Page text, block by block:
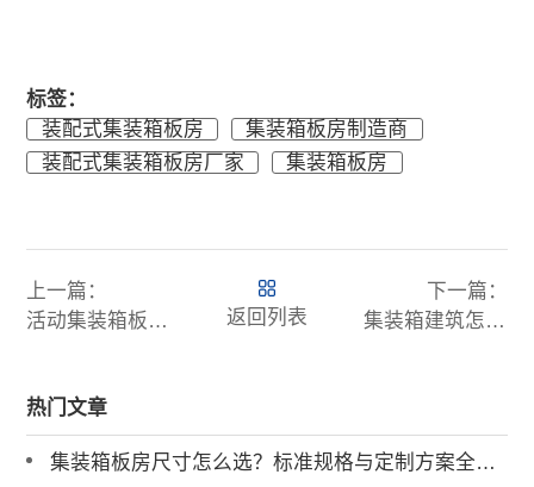
标签：
装配式集装箱板房
集装箱板房制造商
装配式集装箱板房厂家
集装箱板房
上一篇：
活动集装箱板房多少钱？一文带您全面了解
返回列表
下一篇：
集装箱建筑怎么保温?
热门文章
集装箱板房尺寸怎么选？标准规格与定制方案全解析